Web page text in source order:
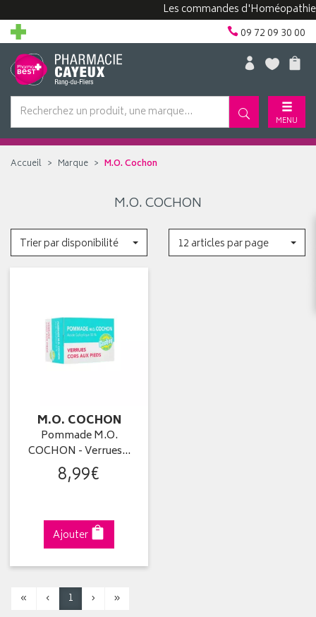
Les commandes
09 72 09 30 00
MENU
Accueil Marque M.O. Cochon
M.O. COCHON
Trier par disponibilité 12 articles par page
M.O. COCHON
Pommade M.O.
COCHON - Verrues…
8,99€
Ajouter
« ‹ 1 › »